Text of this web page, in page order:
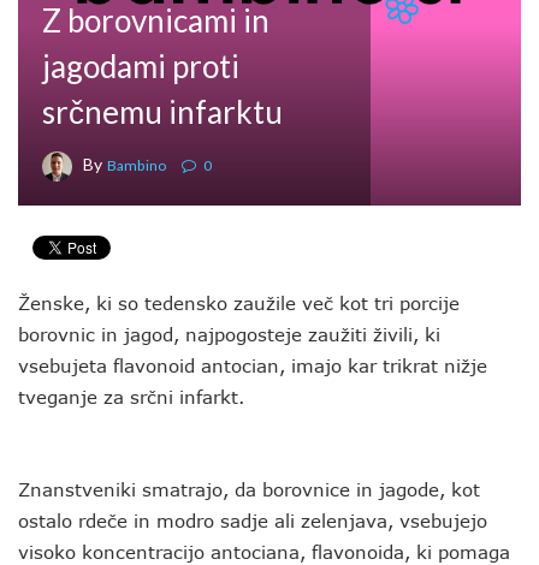
Z borovnicami in
jagodami proti
srčnemu infarktu
By Bambino 0
Ženske, ki so tedensko zaužile več kot tri porcije
borovnic in jagod, najpogosteje zaužiti živili, ki
vsebujeta flavonoid antocian, imajo kar trikrat nižje
tveganje za srčni infarkt.
Znanstveniki smatrajo, da borovnice in jagode, kot
ostalo rdeče in modro sadje ali zelenjava, vsebujejo
visoko koncentracijo antociana, flavonoida, ki pomaga